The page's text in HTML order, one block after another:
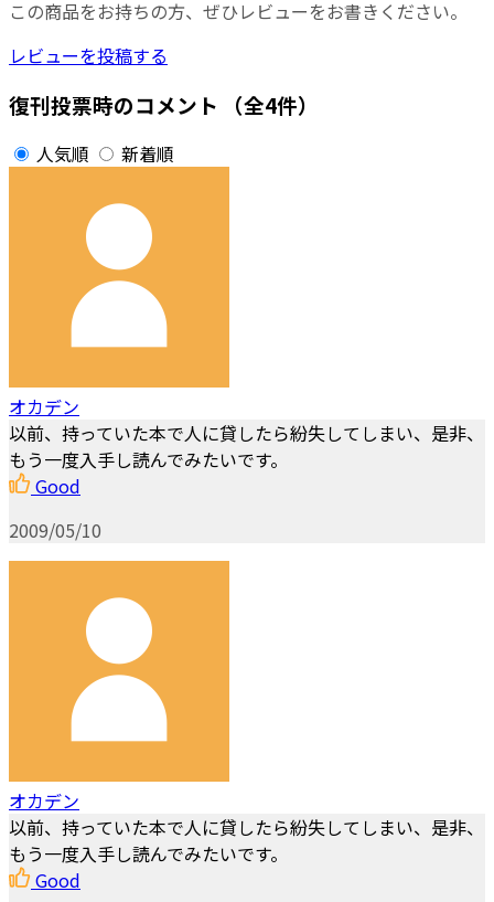
この商品をお持ちの方、ぜひレビューをお書きください。
レビューを投稿する
復刊投票時のコメント （全4件）
人気順 新着順
オカデン
以前、持っていた本で人に貸したら紛失してしまい、是非、
もう一度入手し読んでみたいです。
Good
2009/05/10
オカデン
以前、持っていた本で人に貸したら紛失してしまい、是非、
もう一度入手し読んでみたいです。
Good